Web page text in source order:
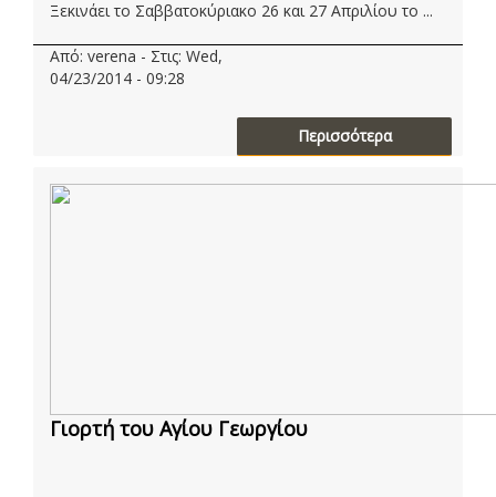
Ξεκινάει το Σαββατοκύριακο 26 και 27 Απριλίου το ...
Από: verena - Στις: Wed,
04/23/2014 - 09:28
Περισσότερα
Γιορτή του Αγίου Γεωργίου